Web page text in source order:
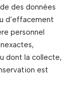
des données
d’effacement
personnel
dont la collecte,
est